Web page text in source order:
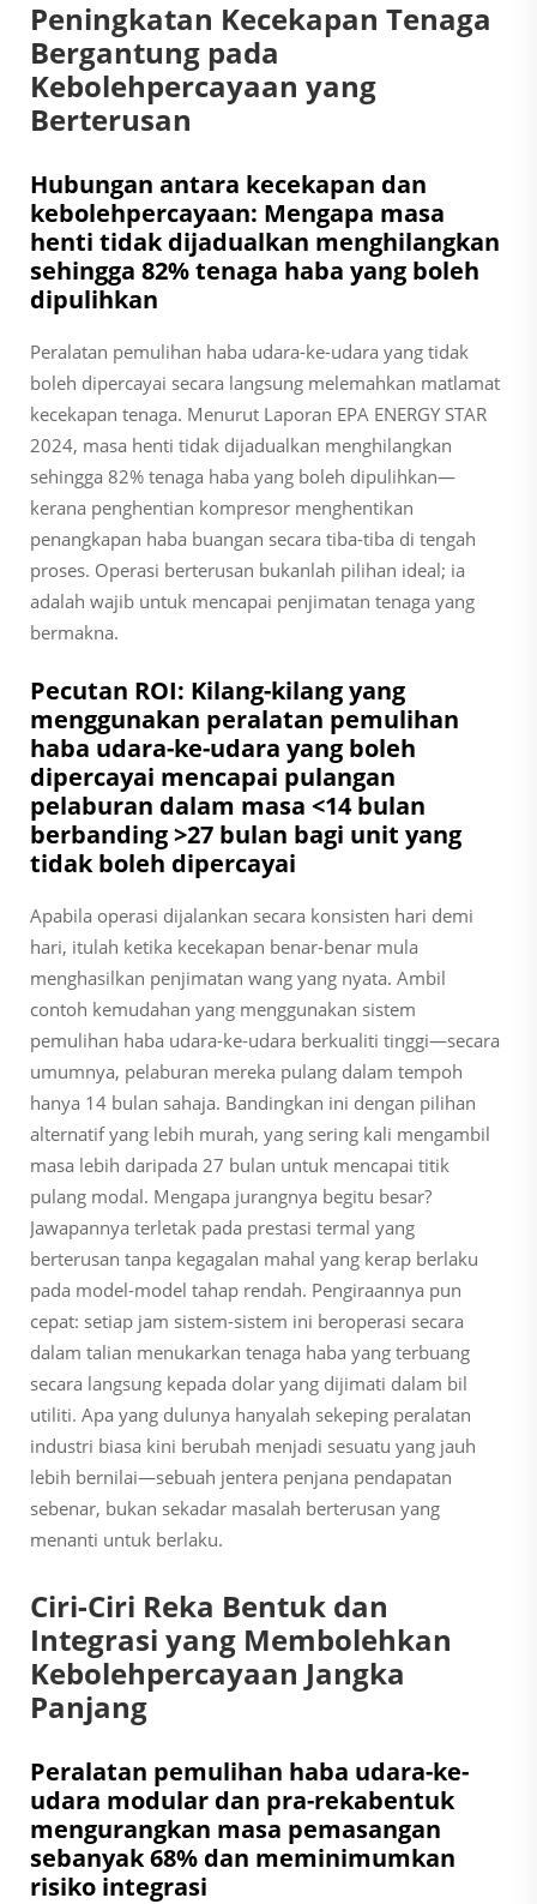
Peningkatan Kecekapan Tenaga
Bergantung pada
Kebolehpercayaan yang
Berterusan
Hubungan antara kecekapan dan
kebolehpercayaan: Mengapa masa
henti tidak dijadualkan menghilangkan
sehingga 82% tenaga haba yang boleh
dipulihkan
Peralatan pemulihan haba udara-ke-udara yang tidak
boleh dipercayai secara langsung melemahkan matlamat
kecekapan tenaga. Menurut Laporan EPA ENERGY STAR
2024, masa henti tidak dijadualkan menghilangkan
sehingga 82% tenaga haba yang boleh dipulihkan—
kerana penghentian kompresor menghentikan
penangkapan haba buangan secara tiba-tiba di tengah
proses. Operasi berterusan bukanlah pilihan ideal; ia
adalah wajib untuk mencapai penjimatan tenaga yang
bermakna.
Pecutan ROI: Kilang-kilang yang
menggunakan peralatan pemulihan
haba udara-ke-udara yang boleh
dipercayai mencapai pulangan
pelaburan dalam masa <14 bulan
berbanding >27 bulan bagi unit yang
tidak boleh dipercayai
Apabila operasi dijalankan secara konsisten hari demi
hari, itulah ketika kecekapan benar-benar mula
menghasilkan penjimatan wang yang nyata. Ambil
contoh kemudahan yang menggunakan sistem
pemulihan haba udara-ke-udara berkualiti tinggi—secara
umumnya, pelaburan mereka pulang dalam tempoh
hanya 14 bulan sahaja. Bandingkan ini dengan pilihan
alternatif yang lebih murah, yang sering kali mengambil
masa lebih daripada 27 bulan untuk mencapai titik
pulang modal. Mengapa jurangnya begitu besar?
Jawapannya terletak pada prestasi termal yang
berterusan tanpa kegagalan mahal yang kerap berlaku
pada model-model tahap rendah. Pengiraannya pun
cepat: setiap jam sistem-sistem ini beroperasi secara
dalam talian menukarkan tenaga haba yang terbuang
secara langsung kepada dolar yang dijimati dalam bil
utiliti. Apa yang dulunya hanyalah sekeping peralatan
industri biasa kini berubah menjadi sesuatu yang jauh
lebih bernilai—sebuah jentera penjana pendapatan
sebenar, bukan sekadar masalah berterusan yang
menanti untuk berlaku.
Ciri-Ciri Reka Bentuk dan
Integrasi yang Membolehkan
Kebolehpercayaan Jangka
Panjang
Peralatan pemulihan haba udara-ke-
udara modular dan pra-rekabentuk
mengurangkan masa pemasangan
sebanyak 68% dan meminimumkan
risiko integrasi